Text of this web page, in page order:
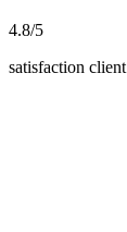
4.8/5
satisfaction client